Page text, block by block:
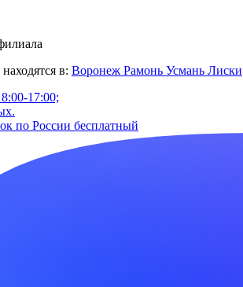
в: Воронеж Рамонь Усмань Лиски
17:00;
по России бесплатный